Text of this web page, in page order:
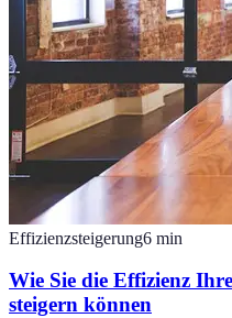
Effizienzsteigerung6 min
Wie Sie die Effizienz
steigern können